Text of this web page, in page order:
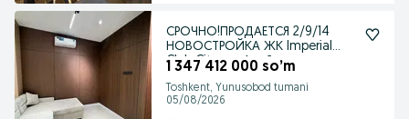
СРОЧНО!ПРОДАЕТСЯ 2/9/14
НОВОСТРОЙКА ЖК Imperial
Club City на: Алайски
1 347 412 000 so’m
Toshkent, Yunusobod tumani
05/08/2026